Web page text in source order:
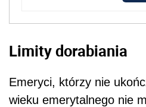
Limity dorabiania
Emeryci, którzy nie
wieku emerytalnego nie